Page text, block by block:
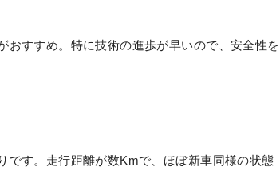
おすすめ。特に技術の進歩が早いので、安全性を
です。走行距離が数Kmで、ほぼ新車同様の状態